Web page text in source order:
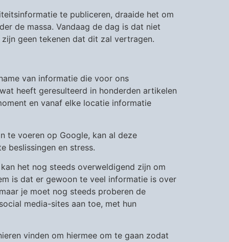
te publiceren, draaide het om
de massa. Vandaag de dag is dat niet
geen tekenen dat dit zal vertragen.
van informatie die voor ons
heeft geresulteerd in honderden artikelen
en vanaf elke locatie informatie
te voeren op Google, kan al deze
beslissingen en stress.
het nog steeds overweldigend zijn om
is dat er gewoon te veel informatie is over
je moet nog steeds proberen de
media-sites aan toe, met hun
vinden om hiermee om te gaan zodat